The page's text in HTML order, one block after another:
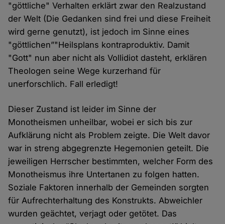
"göttliche" Verhalten erklärt zwar den Realzustand
der Welt (Die Gedanken sind frei und diese Freiheit
wird gerne genutzt), ist jedoch im Sinne eines
"göttlichen”"Heilsplans kontraproduktiv. Damit
"Gott" nun aber nicht als Vollidiot dasteht, erklären
Theologen seine Wege kurzerhand für
unerforschlich. Fall erledigt!
Dieser Zustand ist leider im Sinne der
Monotheismen unheilbar, wobei er sich bis zur
Aufklärung nicht als Problem zeigte. Die Welt davor
war in streng abgegrenzte Hegemonien geteilt. Die
jeweiligen Herrscher bestimmten, welcher Form des
Monotheismus ihre Untertanen zu folgen hatten.
Soziale Faktoren innerhalb der Gemeinden sorgten
für Aufrechterhaltung des Konstrukts. Abweichler
wurden geächtet, verjagt oder getötet. Das